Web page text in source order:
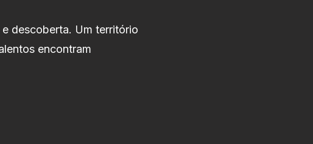
descoberta. Um território
encontram